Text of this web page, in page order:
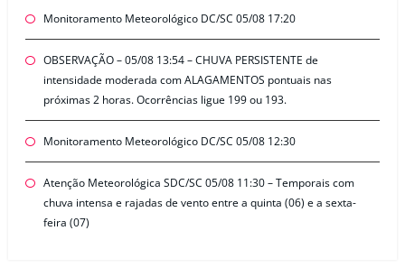
Monitoramento Meteorológico DC/SC 05/08 17:20
OBSERVAÇÃO – 05/08 13:54 – CHUVA PERSISTENTE de
intensidade moderada com ALAGAMENTOS pontuais nas
próximas 2 horas. Ocorrências ligue 199 ou 193.
Monitoramento Meteorológico DC/SC 05/08 12:30
Atenção Meteorológica SDC/SC 05/08 11:30 – Temporais com
chuva intensa e rajadas de vento entre a quinta (06) e a sexta-
feira (07)